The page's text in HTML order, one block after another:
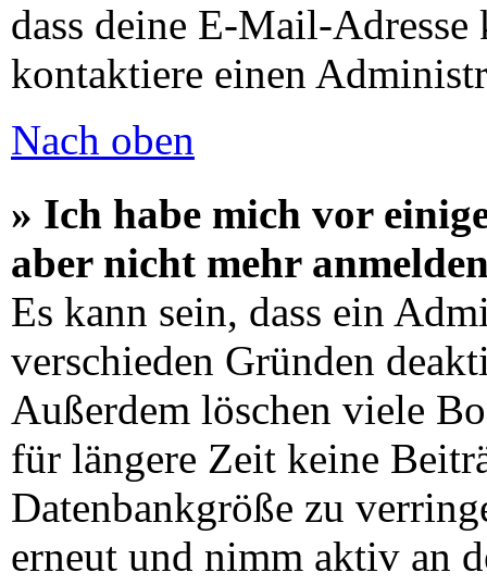
dass deine E-Mail-
kontaktiere einen
Nach oben
» Ich habe mich vor
aber nicht mehr
Es kann sein, dass ein
verschieden Gründen
Außerdem löschen viele
für längere Zeit keine
Datenbankgröße zu
erneut und nimm aktiv an